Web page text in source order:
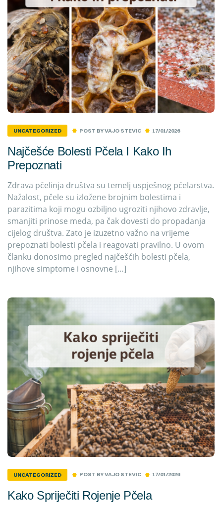
17/01/2026
UNCATEGORIZED POST BYVAJO STEVIC
Najčešće Bolesti Pčela I Kako Ih
Prepoznati
Zdrava pčelinja društva su temelj uspješnog pčelarstva.
Nažalost, pčele su izložene brojnim bolestima i
parazitima koji mogu ozbiljno ugroziti njihovo zdravlje,
smanjiti prinose meda, pa čak dovesti do propadanja
cijelog društva. Zato je izuzetno važno na vrijeme
prepoznati bolesti pčela i reagovati pravilno. U ovom
članku donosimo pregled najčešćih bolesti pčela,
njihove simptome i osnovne […]
17/01/2026
UNCATEGORIZED POST BYVAJO STEVIC
Kako Spriječiti Rojenje Pčela